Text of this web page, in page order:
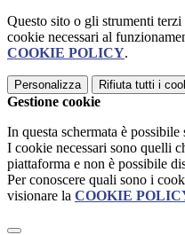
Questo sito o gli strumenti
cookie necessari al
COOKIE POLICY.
Personalizza Rifiuta tutti i
Gestione cookie
In questa schermata è
I cookie necessari sono quelli
piattaforma e non è possibile
Per conoscere quali sono i
visionare la COOKIE